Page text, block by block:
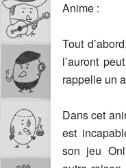
Anime :
Tout
l’auront
rappelle un
Dans cet
est
son jeu